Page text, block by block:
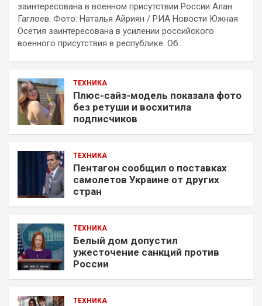
заинтересована в военном присутствии России Алан
Гаглоев. Фото: Наталья Айриян / РИА Новости Южная
Осетия заинтересована в усилении российского
военного присутствия в республике. Об…
ТЕХНИКА
Плюс-сайз-модель показала фото
без ретуши и восхитила
подписчиков
ТЕХНИКА
Пентагон сообщил о поставках
самолетов Украине от других
стран
ТЕХНИКА
Белый дом допустил
ужесточение санкций против
России
ТЕХНИКА